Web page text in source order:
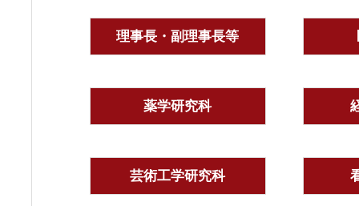
理事長・副理事長等
薬学研究科
芸術工学研究科